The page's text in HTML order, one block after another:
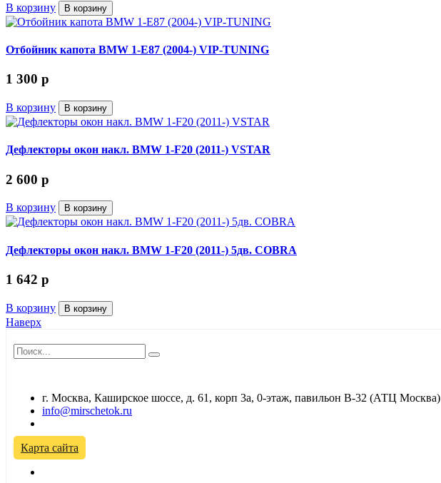
В корзину В корзину
Отбойник капота BMW 1-E87 (2004-) VIP-TUNING
1 300 p
В корзину В корзину
Дефлекторы окон накл. BMW 1-F20 (2011-) VSTAR
2 600 p
В корзину В корзину
Дефлекторы окон накл. BMW 1-F20 (2011-) 5дв. COBRA
1 642 p
В корзину В корзину
Наверх
г. Москва, Каширское шоссе, д. 61, корп 3а, 0-этаж, павильон В-32 (АТЦ Москва)
info@mirschetok.ru
Карта сайта